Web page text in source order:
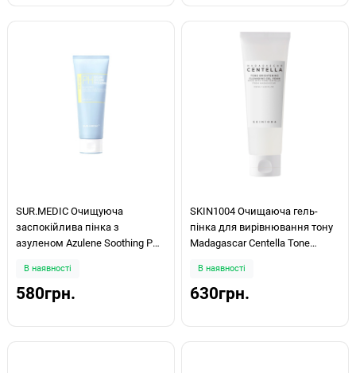
SUR.MEDIC Очищуюча
заспокійлива пінка з
азуленом Azulene Soothing PH
В наявності
580грн.
SKIN1004 Очищаюча гель-
пінка для вирівнювання тону
Madagascar Centella Tone
125ml
В наявності
630грн.